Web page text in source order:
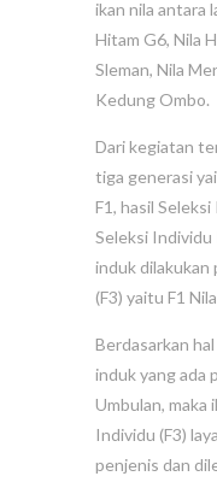
ikan nila antara
Hitam G6, Nila
Sleman, Nila
Kedung Ombo.
Dari kegiatan
tiga generasi
F1, hasil
Seleksi Individu
induk dilakukan
(F3) yaitu F1
Berdasarkan
induk yang ada
Umbulan, maka
Individu (F3)
penjenis dan